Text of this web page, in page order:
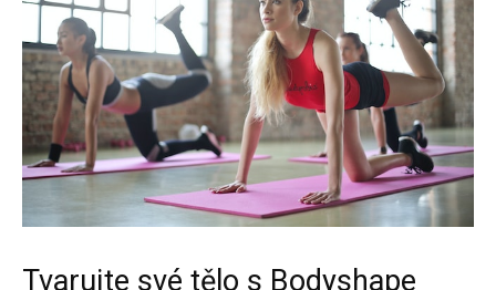
Tvarujte své tělo s Bodyshape